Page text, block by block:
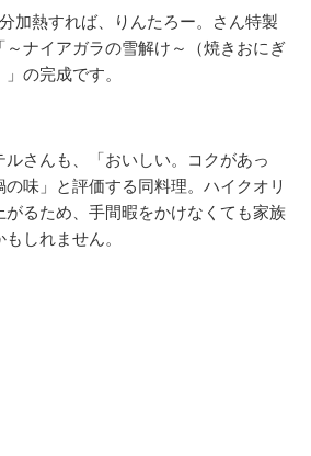
加熱すれば、りんたろー。さん特製
ナイアガラの雪解け～（焼きおにぎ
の完成です。
さんも、「おいしい。コクがあっ
味」と評価する同料理。ハイクオリ
がるため、手間暇をかけなくても家族
しれません。